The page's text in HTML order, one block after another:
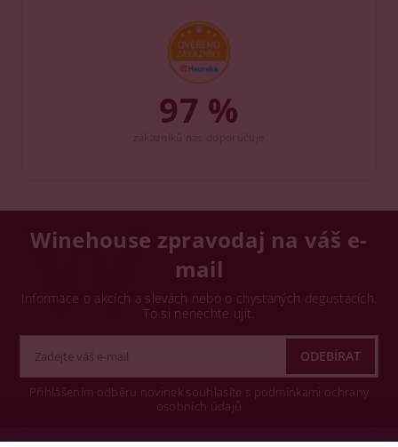
97 %
Winehouse zpravodaj na váš e-
mail
Informace o akcích a slevách nebo o chystaných degustacích.
To si nenechte ujít.
Přihlášením odběru novinek souhlasíte s podmínkami ochrany
osobních údajů